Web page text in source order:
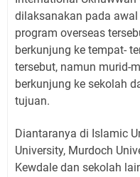
dilaksanakan pada
program overseas
berkunjung ke tempat-
tersebut, namun murid-
berkunjung ke sekolah
tujuan.
Diantaranya di Islamic
University, Murdoch
Kewdale dan sekolah